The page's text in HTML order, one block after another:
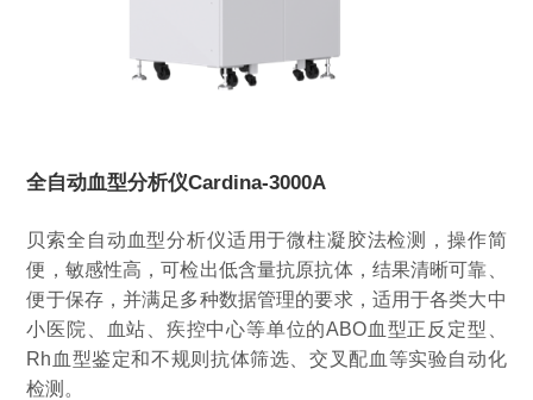
全自动血型分析仪Cardina-3000A
贝索全自动血型分析仪适用于微柱凝胶法检测，操作简
便，敏感性高，可检出低含量抗原抗体，结果清晰可靠、
便于保存，并满足多种数据管理的要求，适用于各类大中
小医院、血站、疾控中心等单位的ABO血型正反定型、
Rh血型鉴定和不规则抗体筛选、交叉配血等实验自动化
检测。